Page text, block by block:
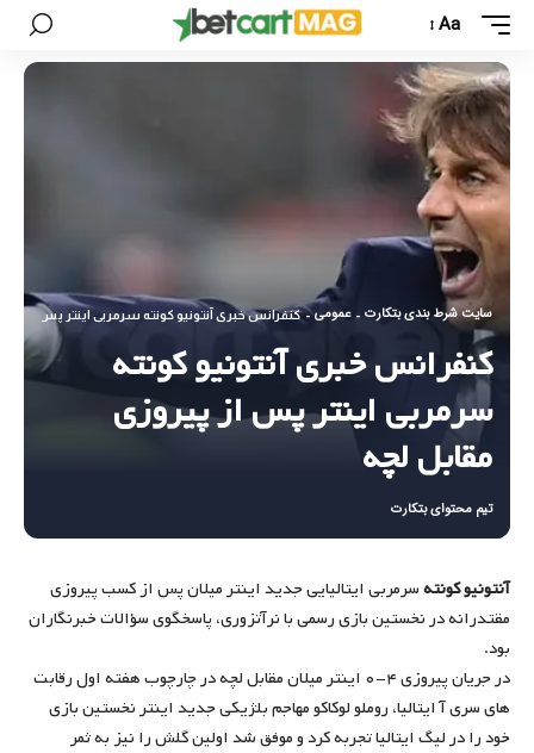
Aa
سایت شرط بندی بتکارت - عمومی - کنفرانس خبری آنتونیو کونته سرمربی اینتر پس از
کنفرانس خبری آنتونیو کونته
سرمربی اینتر پس از پیروزی
مقابل لچه
تیم محتوای بتکارت
آنتونیو کونتهسرمربی ایتالیایی جدید اینتر میلان پس از کسب پیروزی
مقتدرانه در نخستین بازی رسمی با نرآتزوری، پاسخگوی سؤالات خبرنگاران
بود.
در جریان پیروزی ۴-۰ اینتر میلان مقابل لچه در چارچوب هفته اول رقابت
های سری آ ایتالیا،‌ روملو لوکاکو مهاجم بلژیکی جدید اینتر نخستین بازی
خود را در لیگ ایتالیا تجربه کرد و موفق شد اولین گلش را نیز به ثمر